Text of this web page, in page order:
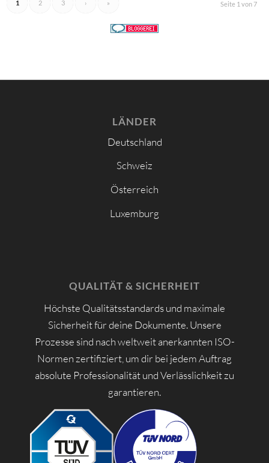
Seite 1 von 7
1 2 3 › »
LÄNDER
Deutschland
Schweiz
Österreich
Luxemburg
QUALITÄT & SICHERHEIT
Höchste Qualitätsstandards und maximale
Sicherheit für deine Dokumente. Unsere
Prozesse sind nach weltweit anerkannten ISO-
Normen zertifiziert, um dir bei jedem Auftrag
absolute Professionalität und Verlässlichkeit zu
garantieren.